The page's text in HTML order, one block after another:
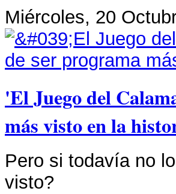
Miércoles, 20
'El Juego del
más visto en la
Pero si todavía no
visto?